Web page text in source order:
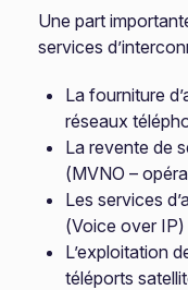
Une part
services
La fourniture
réseaux
La revente de
(MVNO –
Les services
(Voice over IP)
L’exploitation
téléports